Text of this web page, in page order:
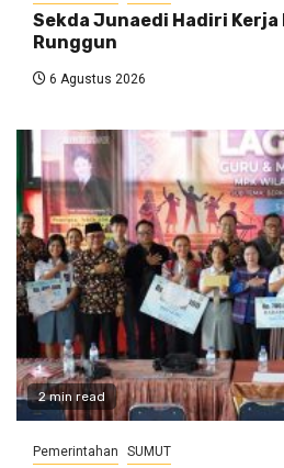
Sekda Junaedi Hadiri Kerja
Runggun
6 Agustus 2026
2 min read
Pemerintahan SUMUT